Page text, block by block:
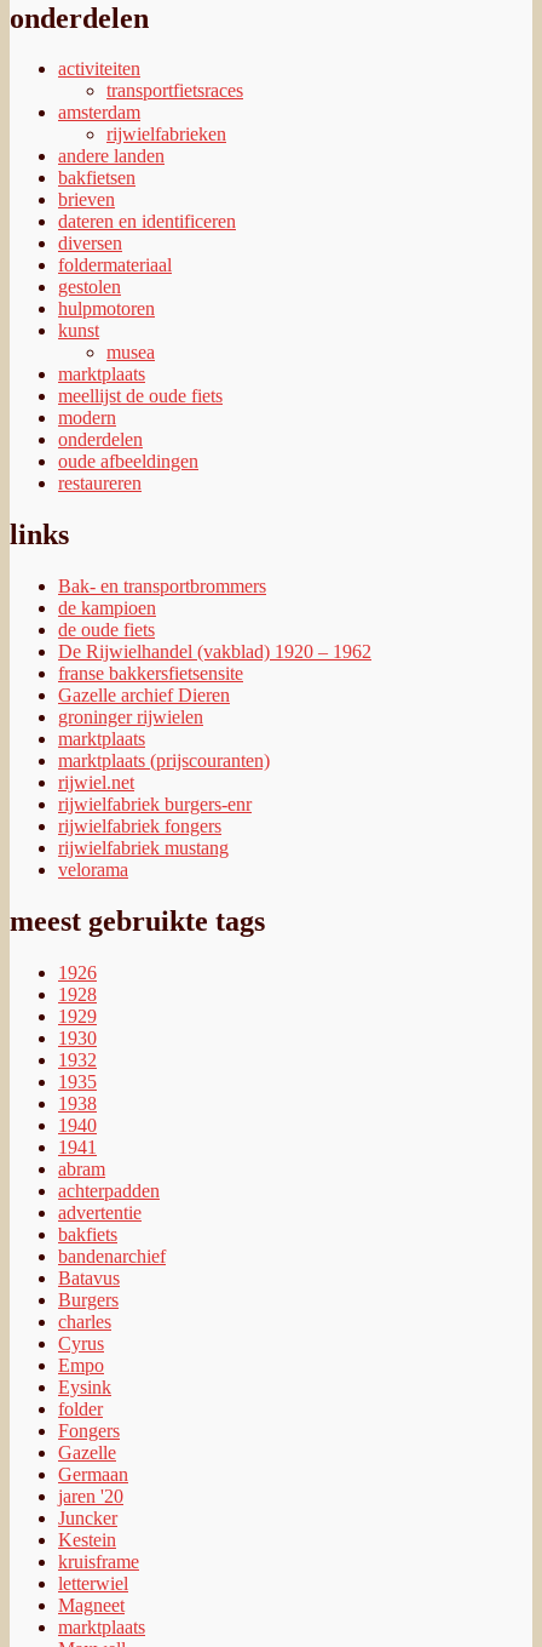
onderdelen
activiteiten
transportfietsraces
amsterdam
rijwielfabrieken
andere landen
bakfietsen
brieven
dateren en identificeren
diversen
foldermateriaal
gestolen
hulpmotoren
kunst
musea
marktplaats
meellijst de oude fiets
modern
onderdelen
oude afbeeldingen
restaureren
links
Bak- en transportbrommers
de kampioen
de oude fiets
De Rijwielhandel (vakblad) 1920 – 1962
franse bakkersfietsensite
Gazelle archief Dieren
groninger rijwielen
marktplaats
marktplaats (prijscouranten)
rijwiel.net
rijwielfabriek burgers-enr
rijwielfabriek fongers
rijwielfabriek mustang
velorama
meest gebruikte tags
1926
1928
1929
1930
1932
1935
1938
1940
1941
abram
achterpadden
advertentie
bakfiets
bandenarchief
Batavus
Burgers
charles
Cyrus
Empo
Eysink
folder
Fongers
Gazelle
Germaan
jaren '20
Juncker
Kestein
kruisframe
letterwiel
Magneet
marktplaats